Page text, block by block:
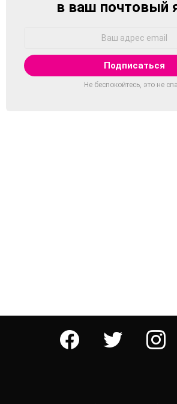
в ваш почтовый
Не беспокойтесь, это не
facebook twitter